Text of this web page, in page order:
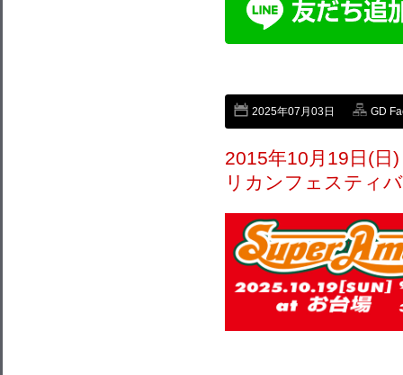
2025年07月03日 GD
2015年10月19日(
リカンフェスティ